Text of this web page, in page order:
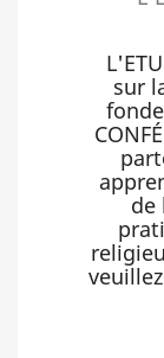
sur
de